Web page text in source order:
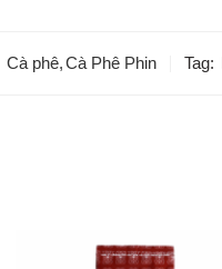
Cà phê,Cà Phê Phin Tag: